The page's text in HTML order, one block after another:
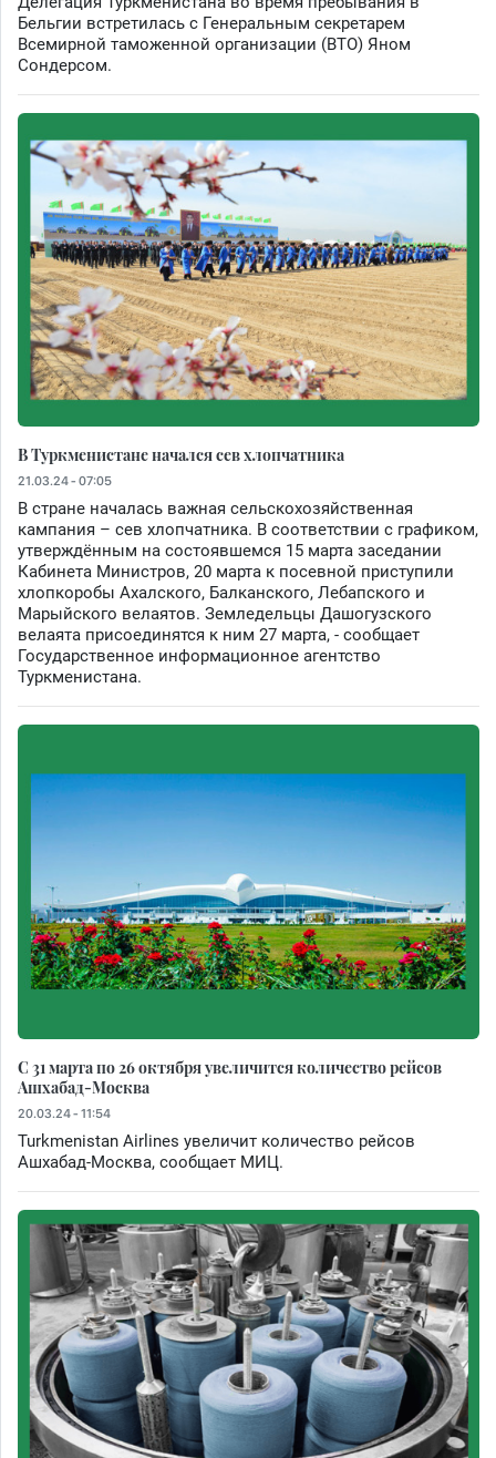
Бельгии встретилась с Генеральным секретарем
Всемирной таможенной организации (ВТО) Яном
Сондерсом.
В Туркменистане начался сев хлопчатника
21.03.24 - 07:05
В стране началась важная сельскохозяйственная
кампания – сев хлопчатника. В соответствии с графиком,
утверждённым на состоявшемся 15 марта заседании
Кабинета Министров, 20 марта к посевной приступили
хлопкоробы Ахалского, Балканского, Лебапского и
Марыйского велаятов. Земледельцы Дашогузского
велаята присоединятся к ним 27 марта, - сообщает
Государственное информационное агентство
Туркменистана.
С 31 марта по 26 октября увеличится количество рейсов
Ашхабад-Москва
20.03.24 - 11:54
Turkmenistan Airlines увеличит количество рейсов
Ашхабад-Москва, сообщает МИЦ.